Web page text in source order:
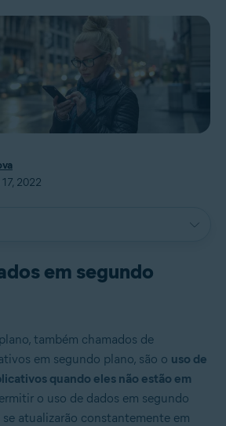
2022
em segundo
também chamados de
em segundo plano, são o uso de
quando eles não estão em
o uso de dados em segundo
atualizarão constantemente em